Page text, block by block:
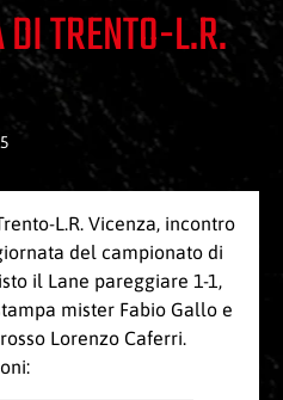
TRENTO-L.R.
L.R. Vicenza, incontro
del campionato di
il Lane pareggiare 1-1,
mister Fabio Gallo e
Lorenzo Caferri.